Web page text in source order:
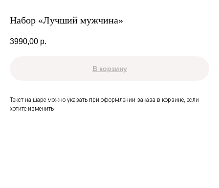
Набор «Лучший мужчина»
3990,00 р.
В корзину
Текст на шаре можно указать при оформлении заказа в корзине, если
хотите изменить